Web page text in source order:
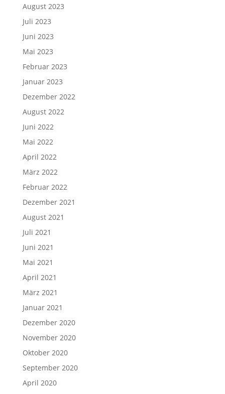
August 2023
Juli 2023
Juni 2023
Mai 2023
Februar 2023
Januar 2023
Dezember 2022
August 2022
Juni 2022
Mai 2022
April 2022
März 2022
Februar 2022
Dezember 2021
August 2021
Juli 2021
Juni 2021
Mai 2021
April 2021
März 2021
Januar 2021
Dezember 2020
November 2020
Oktober 2020
September 2020
April 2020